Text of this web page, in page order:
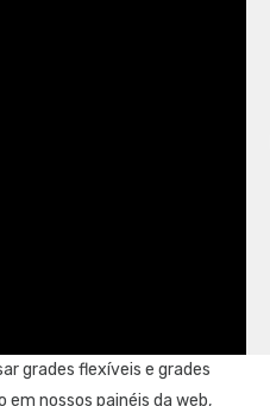
grades flexíveis e grades
nossos painéis da web,